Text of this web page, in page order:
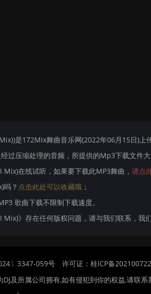
是172Mix舞曲音乐网(2022年06月15日)上传
过压缩处理的音频，所提供的Mp3下载文件
在线试听，如果要下载此MP3舞曲， 请点
吗？ 点击此处可以收藏哦 ；
歌曲下载不限制下载速度。
》存在任何版权问题，请与我们联系，我
〕3347-059号
许可证：桂ICP备
及所属公司拥有,如有侵犯到你的权益,请联系